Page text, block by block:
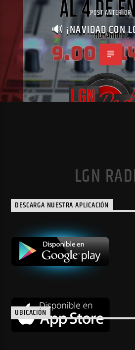
POST ANTERIOR
🔊 ¡NAVIDAD CON
LGN
DESCARGA NUESTRA APLICACIÓN
UBICACIÓN